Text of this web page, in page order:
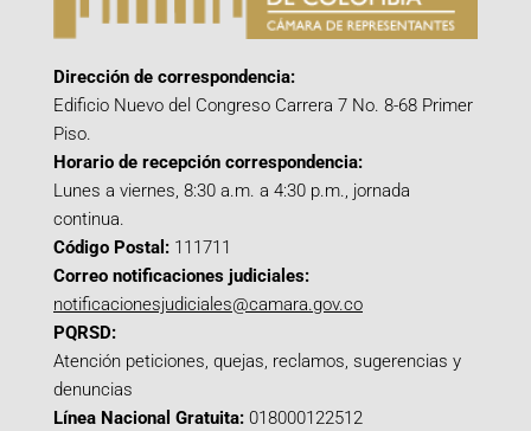
Dirección de correspondencia:
Edificio Nuevo del Congreso Carrera 7 No. 8-68 Primer
Piso.
Horario de recepción correspondencia:
Lunes a viernes, 8:30 a.m. a 4:30 p.m., jornada
continua.
Código Postal: 111711
Correo notificaciones judiciales:
notificacionesjudiciales@camara.gov.co
PQRSD:
Atención peticiones, quejas, reclamos, sugerencias y
denuncias
Línea Nacional Gratuita: 018000122512